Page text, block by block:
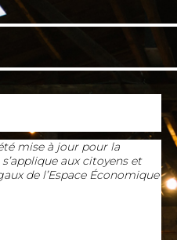
mise à jour pour la
aux citoyens et
de l’Espace Économique